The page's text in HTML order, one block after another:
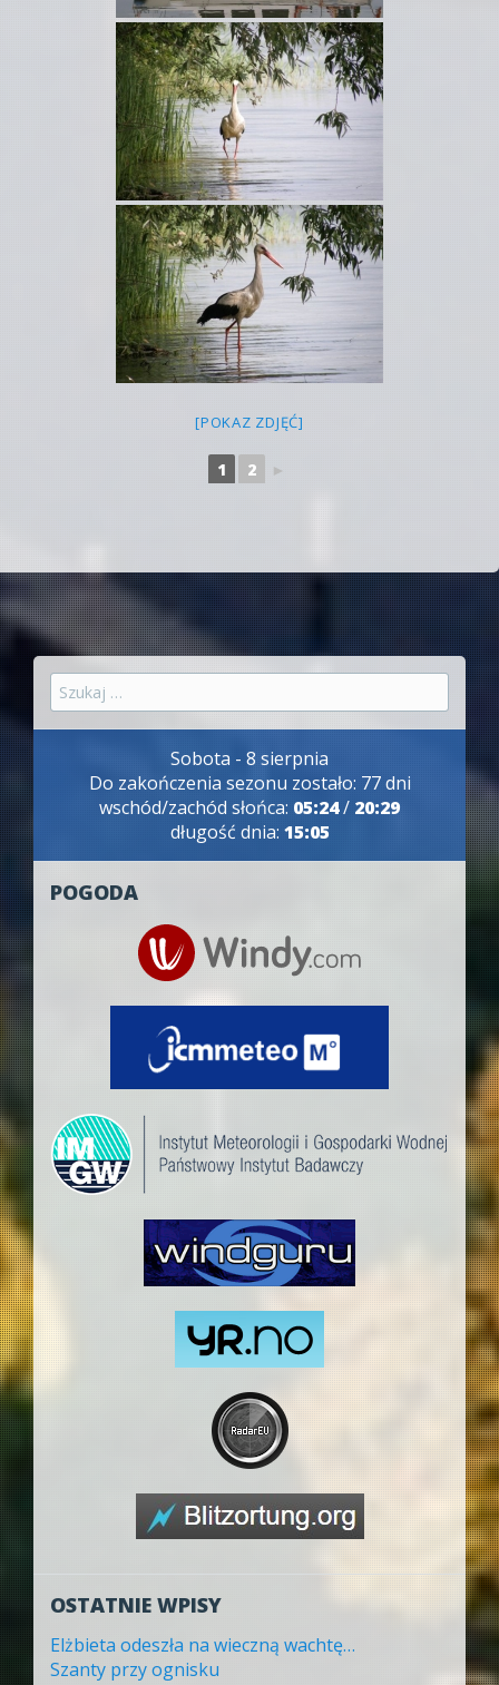
[POKAZ ZDJĘĆ]
1 2 ►
Szukaj:
Sobota - 8 sierpnia
Do zakończenia sezonu zostało: 77 dni
wschód/zachód słońca: 05:24/ 20:29
długość dnia: 15:05
POGODA
OSTATNIE WPISY
Elżbieta odeszła na wieczną wachtę…
Szanty przy ognisku